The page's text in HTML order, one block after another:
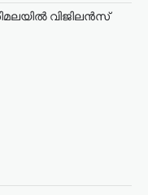
വിജിലന്‍സ്